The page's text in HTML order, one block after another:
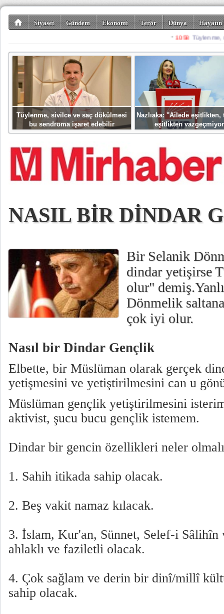
Siyaset Gündem Ekonomi Terör Dünya
Spor Misafir
Tüylenme, sivilce ve saç dökülmesi
bu sendroma işaret edebilir
Nazlıaka: ''Ailede eşitlikten,
eşitlikten
NASIL BİR DİNDAR
Bir Selanik
dindar yetişirse
olur"
Dönmelik
çok iyi olur.
Nasıl bir Dindar Gençlik
Elbette, bir Müslüman olarak gerçek
yetişmesini ve yetiştirilmesini can u
Müslüman gençlik yetiştirilmesini
aktivist, şucu bucu gençlik istemem.
Dindar bir gencin özellikleri neler
1. Sahih itikada sahip olacak.
2. Beş vakit namaz kılacak.
3. İslam, Kur'an, Sünnet, Selef-i Sâlihîn
ahlaklı ve faziletli olacak.
4. Çok sağlam ve derin bir dinî/millî
sahip olacak.